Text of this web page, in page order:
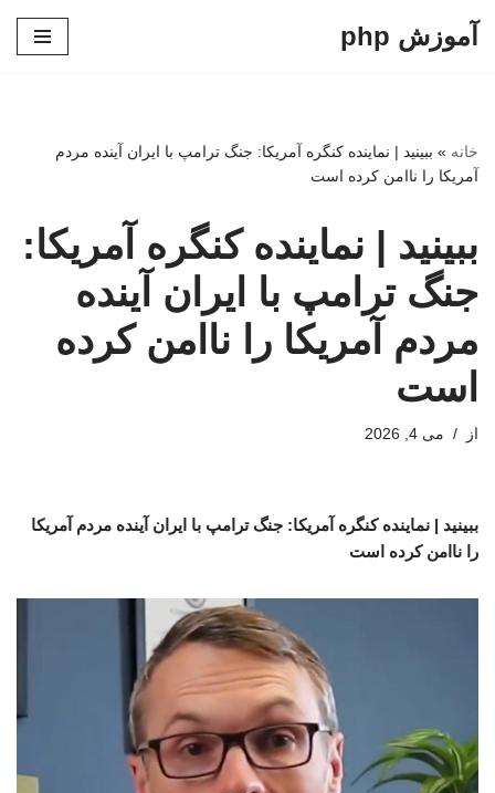
آموزش php
خانه » ببینید | نماینده کنگره آمریکا: جنگ ترامپ با ایران آینده مردم
آمریکا را ناامن کرده است
ببینید | نماینده کنگره آمریکا:
جنگ ترامپ با ایران آینده
مردم آمریکا را ناامن کرده
است
از می 4, 2026
ببینید | نماینده کنگره آمریکا: جنگ ترامپ با ایران آینده مردم آمریکا
را ناامن کرده است